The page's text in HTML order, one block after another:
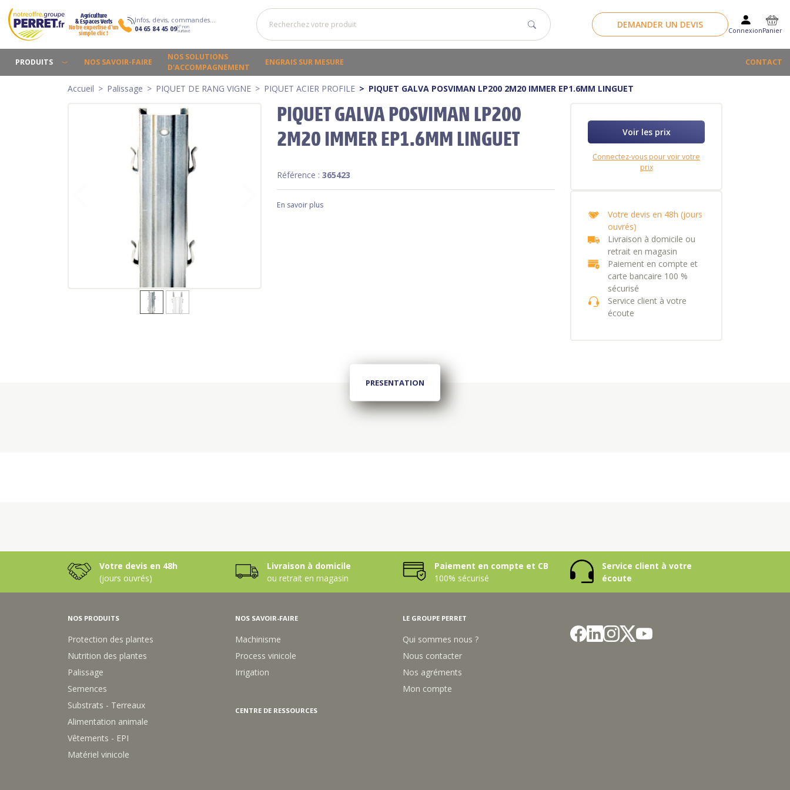
Agriculture
& Espaces Verts
Notre expertise d’un
simple clic !
Infos, devis, commandes…
04 65 84 45 09N° non
surtaxé
DEMANDER UN DEVIS
ConnexionPanier
PRODUITS NOS SAVOIR-FAIRE
NOS SOLUTIONS
D'ACCOMPAGNEMENT
ENGRAIS SUR MESURE CONTACT
Accueil Palissage PIQUET DE RANG VIGNE PIQUET ACIER PROFILE PIQUET GALVA POSVIMAN LP200 2M20 IMMER EP1.6MM LINGUET
PIQUET GALVA POSVIMAN LP200
2M20 IMMER EP1.6MM LINGUET
Référence :365423
En savoir plus
Voir les prix
Connectez-vous pour voir votre
prix
Votre devis en 48h (jours
ouvrés)
Livraison à domicile ou
retrait en magasin
Paiement en compte et
carte bancaire 100 %
sécurisé
Service client à votre
écoute
PRESENTATION
Votre devis en 48h
(jours ouvrés)
Livraison à domicile
ou retrait en magasin
Paiement en compte et CB
100% sécurisé
Service client à votre
écoute
NOS PRODUITS
Protection des plantes
Nutrition des plantes
Palissage
Semences
Substrats - Terreaux
Alimentation animale
Vêtements - EPI
Matériel vinicole
NOS SAVOIR-FAIRE
Machinisme
Process vinicole
Irrigation
CENTRE DE RESSOURCES
LE GROUPE PERRET
Qui sommes nous ?
Nous contacter
Nos agréments
Mon compte